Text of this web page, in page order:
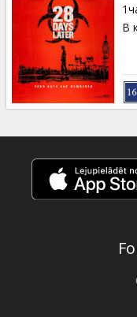
Кинозакуски
B2B
Клуб
В